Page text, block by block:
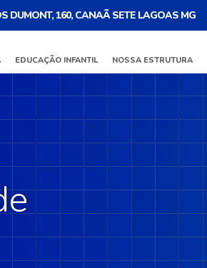
DUMONT, 160, CANAÃ SETE LAGOAS MG
EDUCAÇÃO INFANTIL NOSSA ESTRUTURA